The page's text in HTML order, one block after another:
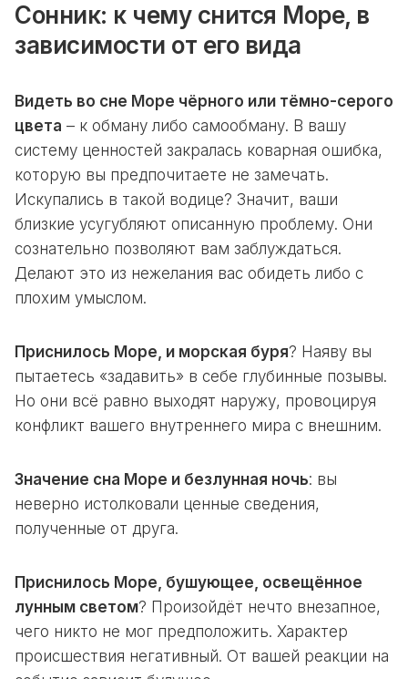
Сонник: к чему снится Море, в
зависимости от его вида
Видеть во сне Море чёрного или тёмно-серого
цвета – к обману либо самообману. В вашу
систему ценностей закралась коварная ошибка,
которую вы предпочитаете не замечать.
Искупались в такой водице? Значит, ваши
близкие усугубляют описанную проблему. Они
сознательно позволяют вам заблуждаться.
Делают это из нежелания вас обидеть либо с
плохим умыслом.
Приснилось Море, и морская буря? Наяву вы
пытаетесь «задавить» в себе глубинные позывы.
Но они всё равно выходят наружу, провоцируя
конфликт вашего внутреннего мира с внешним.
Значение сна Море и безлунная ночь: вы
неверно истолковали ценные сведения,
полученные от друга.
Приснилось Море, бушующее, освещённое
лунным светом? Произойдёт нечто внезапное,
чего никто не мог предположить. Характер
происшествия негативный. От вашей реакции на